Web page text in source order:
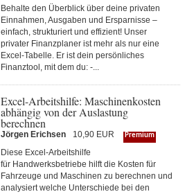
Behalte den Überblick über deine privaten
Einnahmen, Ausgaben und Ersparnisse –
einfach, strukturiert und effizient! Unser
privater Finanzplaner ist mehr als nur eine
Excel-Tabelle. Er ist dein persönliches
Finanztool, mit dem du: -...
Excel-Arbeitshilfe: Maschinenkosten
abhängig von der Auslastung
berechnen
Jörgen Erichsen 10,90 EUR Premium
Diese Excel-Arbeitshilfe
für Handwerksbetriebe hilft die Kosten für
Fahrzeuge und Maschinen zu berechnen und
analysiert welche Unterschiede bei den